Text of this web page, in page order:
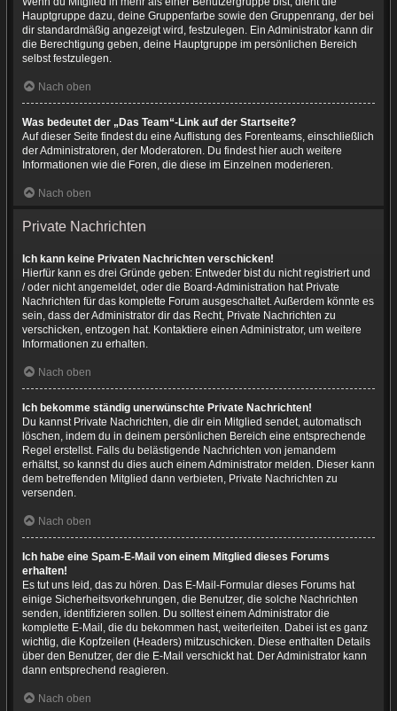
Hauptgruppe dazu, deine Gruppenfarbe sowie den Gruppenrang, der bei
dir standardmäßig angezeigt wird, festzulegen. Ein Administrator kann dir
die Berechtigung geben, deine Hauptgruppe im persönlichen Bereich
selbst festzulegen.
Nach oben
Was bedeutet der „Das Team“-Link auf der Startseite?
Auf dieser Seite findest du eine Auflistung des Forenteams, einschließlich
der Administratoren, der Moderatoren. Du findest hier auch weitere
Informationen wie die Foren, die diese im Einzelnen moderieren.
Nach oben
Private Nachrichten
Ich kann keine Privaten Nachrichten verschicken!
Hierfür kann es drei Gründe geben: Entweder bist du nicht registriert und
/ oder nicht angemeldet, oder die Board-Administration hat Private
Nachrichten für das komplette Forum ausgeschaltet. Außerdem könnte es
sein, dass der Administrator dir das Recht, Private Nachrichten zu
verschicken, entzogen hat. Kontaktiere einen Administrator, um weitere
Informationen zu erhalten.
Nach oben
Ich bekomme ständig unerwünschte Private Nachrichten!
Du kannst Private Nachrichten, die dir ein Mitglied sendet, automatisch
löschen, indem du in deinem persönlichen Bereich eine entsprechende
Regel erstellst. Falls du belästigende Nachrichten von jemandem
erhältst, so kannst du dies auch einem Administrator melden. Dieser kann
dem betreffenden Mitglied dann verbieten, Private Nachrichten zu
versenden.
Nach oben
Ich habe eine Spam-E-Mail von einem Mitglied dieses Forums
erhalten!
Es tut uns leid, das zu hören. Das E-Mail-Formular dieses Forums hat
einige Sicherheitsvorkehrungen, die Benutzer, die solche Nachrichten
senden, identifizieren sollen. Du solltest einem Administrator die
komplette E-Mail, die du bekommen hast, weiterleiten. Dabei ist es ganz
wichtig, die Kopfzeilen (Headers) mitzuschicken. Diese enthalten Details
über den Benutzer, der die E-Mail verschickt hat. Der Administrator kann
dann entsprechend reagieren.
Nach oben